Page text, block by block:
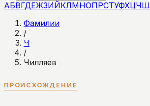
АБВГДЕЖЗИЙКЛМНОПРСТУФХЦЧШ
Фамилии
/
Ч
/
Чилляев
ПРОИСХОЖДЕНИЕ